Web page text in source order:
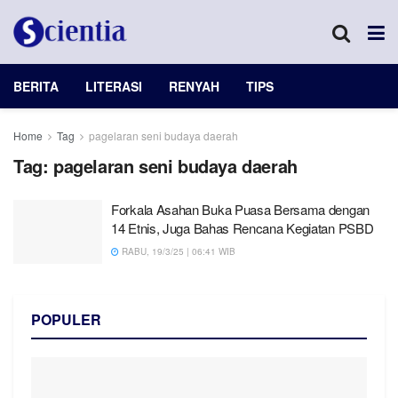
BERITA LITERASI RENYAH TIPS
Home Tag pagelaran seni budaya daerah
Tag: pagelaran seni budaya daerah
Forkala Asahan Buka Puasa Bersama dengan
14 Etnis, Juga Bahas Rencana Kegiatan PSBD
RABU, 19/3/25 | 06:41 WIB
POPULER